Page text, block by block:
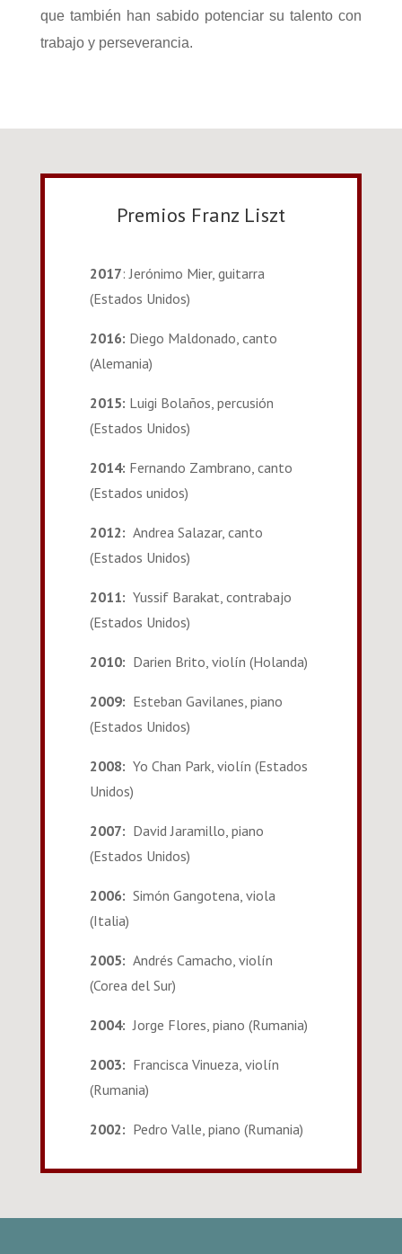
que también han sabido potenciar su talento con
trabajo y perseverancia.
Premios Franz Liszt
2017: Jerónimo Mier, guitarra
(Estados Unidos)
2016: Diego Maldonado, canto
(Alemania)
2015: Luigi Bolaños, percusión
(Estados Unidos)
2014: Fernando Zambrano, canto
(Estados unidos)
2012: Andrea Salazar, canto
(Estados Unidos)
2011: Yussif Barakat, contrabajo
(Estados Unidos)
2010: Darien Brito, violín (Holanda)
2009: Esteban Gavilanes, piano
(Estados Unidos)
2008: Yo Chan Park, violín (Estados
Unidos)
2007: David Jaramillo, piano
(Estados Unidos)
2006: Simón Gangotena, viola
(Italia)
2005: Andrés Camacho, violín
(Corea del Sur)
2004:Jorge Flores, piano (Rumania)
2003: Francisca Vinueza, violín
(Rumania)
2002: Pedro Valle, piano (Rumania)